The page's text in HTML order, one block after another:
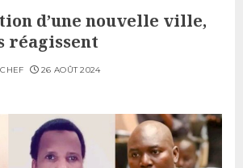
d’une nouvelle ville,
réagissent
26 AOÛT 2024